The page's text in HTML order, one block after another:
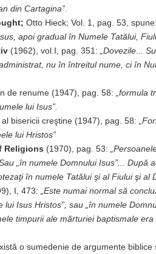
din Cartagina”.
Otto Hieck; Vol. 1, pag. 53,
apoi gradual în Numele Tatălui,
(1962), vol.I, pag. 351: „Dovezile...
nu în întreitul nume, ci în
de renume (1947), pag. 58: „formula
lui Isus”.
bisericii creştine (1947), pag. 58:
lui Hristos”
Religions (1970), pag. 53:
„în numele Domnului Isus”... După
în numele Tatălui şi al Fiului şi al
I, 473: „Este numai normal să
lui Isus Hristos”, sau „în numele
timpurii ale mărturiei baptismale
o sumedenie de argumente